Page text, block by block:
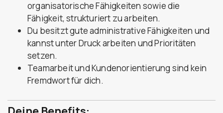
organisatorische Fähigkeiten sowie die
Fähigkeit, strukturiert zu arbeiten.
Du besitzt gute administrative Fähigkeiten und
kannst unter Druck arbeiten und Prioritäten
setzen.
Teamarbeit und Kundenorientierung sind kein
Fremdwort für dich.